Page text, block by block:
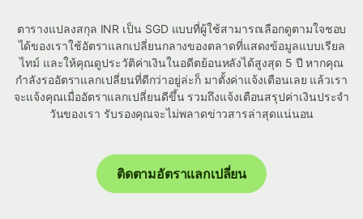
ตารางแปลงสกุล INR เป็น SGD แบบที่ผู้ใช้สามารถเลือกดูตามใจชอบ
ได้ของเราใช้อัตราแลกเปลี่ยนกลางของตลาดที่แสดงข้อมูลแบบเรียล
ไทม์ และให้คุณดูประวัติค่าเงินในอดีตย้อนหลังได้สูงสุด 5 ปี หากคุณ
กำลังรออัตราแลกเปลี่ยนที่ดีกว่าอยู่ล่ะก็ มาตั้งค่าแจ้งเตือนเลย แล้วเรา
จะแจ้งคุณเมื่ออัตราแลกเปลี่ยนดีขึ้น รวมถึงแจ้งเตือนสรุปค่าเงินประจำ
วันของเรา รับรองคุณจะไม่พลาดข่าวสารล่าสุดแน่นอน
ติดตามอัตราแลกเปลี่ยน